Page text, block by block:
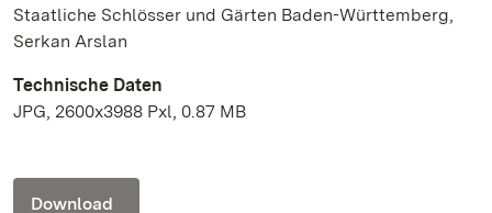
Staatliche Schlösser und Gärten Baden-Württemberg,
Serkan Arslan
Technische Daten
JPG, 2600x3988 Pxl, 0.87 MB
Download